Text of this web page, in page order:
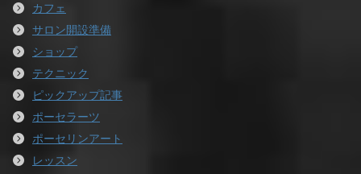
カフェ
サロン開設準備
ショップ
テクニック
ピックアップ記事
ポーセラーツ
ポーセリンアート
レッスン